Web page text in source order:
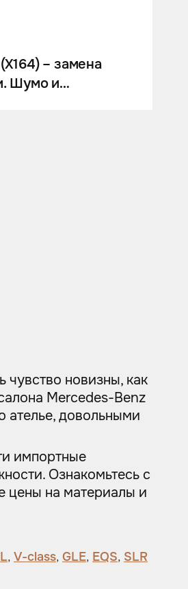
– замена
Шумо и
чувство новизны, как
Mercedes-Benz
ателье, довольными
импортные
Ознакомьтесь с
цены на материалы и
, V-class, GLE, EQS, SLR